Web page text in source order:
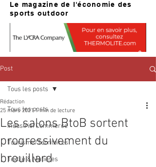
Le magazine de l'économie des
sports outdoor
Post
Tous les posts
Industrie/Commerce
Tourisme/Territoires
Textile & Matières
Tous les posts
Les salons BtoB sortent
progressivement du
brouillard
Rédaction
25 mars 2021 1 min de lecture